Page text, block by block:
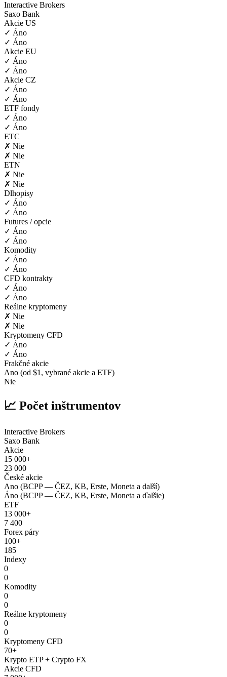
Interactive Brokers
Saxo Bank
Akcie US
✓ Áno
✓ Áno
Akcie EU
✓ Áno
✓ Áno
Akcie CZ
✓ Áno
✓ Áno
ETF fondy
✓ Áno
✓ Áno
ETC
✗ Nie
✗ Nie
ETN
✗ Nie
✗ Nie
Dlhopisy
✓ Áno
✓ Áno
Futures / opcie
✓ Áno
✓ Áno
Komodity
✓ Áno
✓ Áno
CFD kontrakty
✓ Áno
✓ Áno
Reálne kryptomeny
✗ Nie
✗ Nie
Kryptomeny CFD
✓ Áno
✓ Áno
Frakčné akcie
Ano (od $1, vybrané akcie a ETF)
Nie
📈 Počet inštrumentov
Interactive Brokers
Saxo Bank
Akcie
15 000+
23 000
České akcie
Ano (BCPP — ČEZ, KB, Erste, Moneta a další)
Áno (BCPP — ČEZ, KB, Erste, Moneta a ďalšie)
ETF
13 000+
7 400
Forex páry
100+
185
Indexy
0
0
Komodity
0
0
Reálne kryptomeny
0
0
Kryptomeny CFD
70+
Krypto ETP + Crypto FX
Akcie CFD